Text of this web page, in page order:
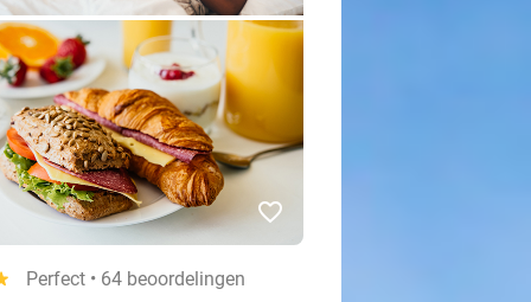
favorite_border
Perfect • 64 beoordelingen